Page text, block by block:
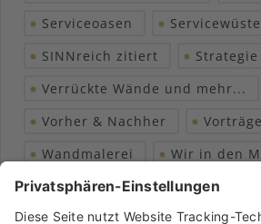
Serviceoasen
SINNreich zitiert
Strategie
Verrückte Wände und mehr...
Vorher & Nachher
Vorträge
Wandmalerei
Wir in den
Wohngesundheit